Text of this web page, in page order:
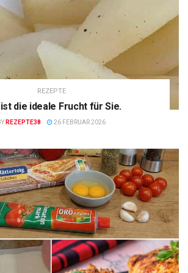
REZEPTE
die ideale Frucht für Sie.
REZEPTE38 26 FEBRUAR 2026